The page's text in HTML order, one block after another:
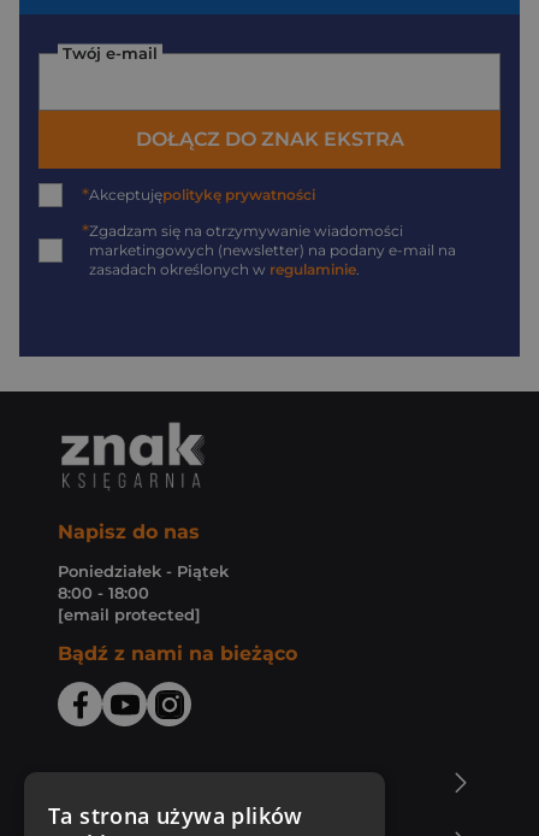
Twój e-mail
DOŁĄCZ DO ZNAK EKSTRA
*Akceptujępolitykę prywatności
*Zgadzam się na otrzymywanie wiadomości
marketingowych (newsletter) na podany e-mail na
zasadach określonych w regulaminie.
Napisz do nas
Poniedziałek - Piątek
8:00 - 18:00
[email protected]
Bądź z nami na bieżąco
Ta strona używa plików